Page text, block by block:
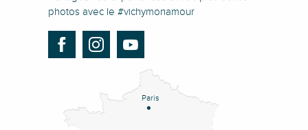
photos avec le #vichymonamour
Paris